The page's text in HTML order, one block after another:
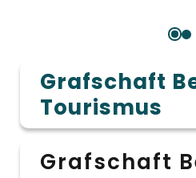
Grafschaft
Tourismus
Grafschaft